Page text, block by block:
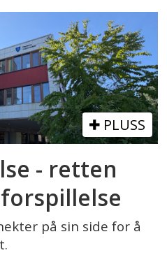
PLUSS
- retten
på sin side for å